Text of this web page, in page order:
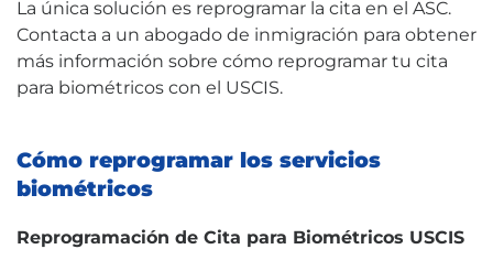
La única solución es reprogramar la cita en el ASC.
Contacta a un abogado de inmigración para obtener
más información sobre cómo reprogramar tu cita
para biométricos con el USCIS.
Cómo reprogramar los servicios
biométricos
Reprogramación de Cita para Biométricos USCIS